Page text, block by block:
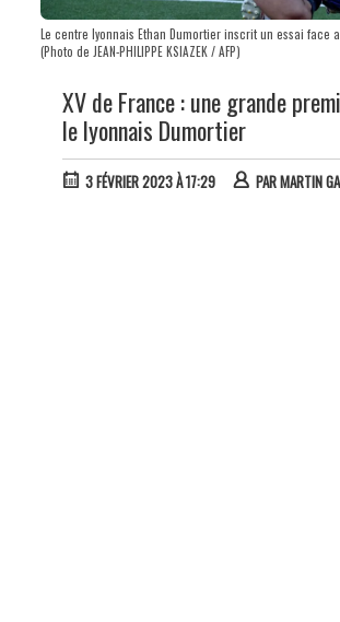
Le centre lyonnais Ethan Dumortier inscrit un essai face
(Photo de JEAN-PHILIPPE KSIAZEK / AFP)
XV de France : une grande
le lyonnais Dumortier
3 FÉVRIER 2023 À 17:29 PARMARTIN